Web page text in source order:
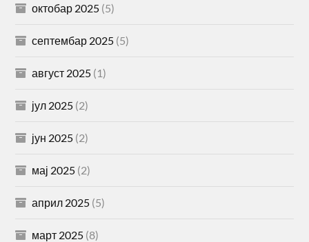
октобар 2025 (5)
септембар 2025 (5)
август 2025 (1)
јул 2025 (2)
јун 2025 (2)
мај 2025 (2)
април 2025 (5)
март 2025 (8)